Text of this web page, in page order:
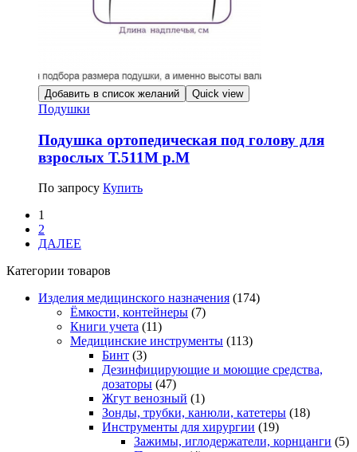
Добавить в список желаний Quick view
Подушки
Подушка ортопедическая под голову для
взрослых Т.511М р.М
По запросу Купить
1
2
ДАЛЕЕ
Категории товаров
Изделия медицинского назначения (174)
Ёмкости, контейнеры (7)
Книги учета (11)
Медицинские инструменты (113)
Бинт (3)
Дезинфицирующие и моющие средства,
дозаторы (47)
Жгут венозный (1)
Зонды, трубки, канюли, катетеры (18)
Инструменты для хирургии (19)
Зажимы, иглодержатели, корнцанги (5)